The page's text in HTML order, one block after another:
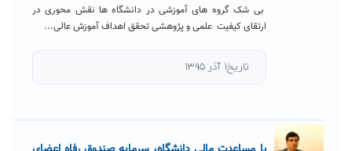
بی شک گروه های آموزشی در دانشگاه ها نقش محوری در
ارتقای کیفیت علمی و پژوهشی تحقق اهداف آموزش عالی...
تاریخ۱ آذر ۱۳۹۵